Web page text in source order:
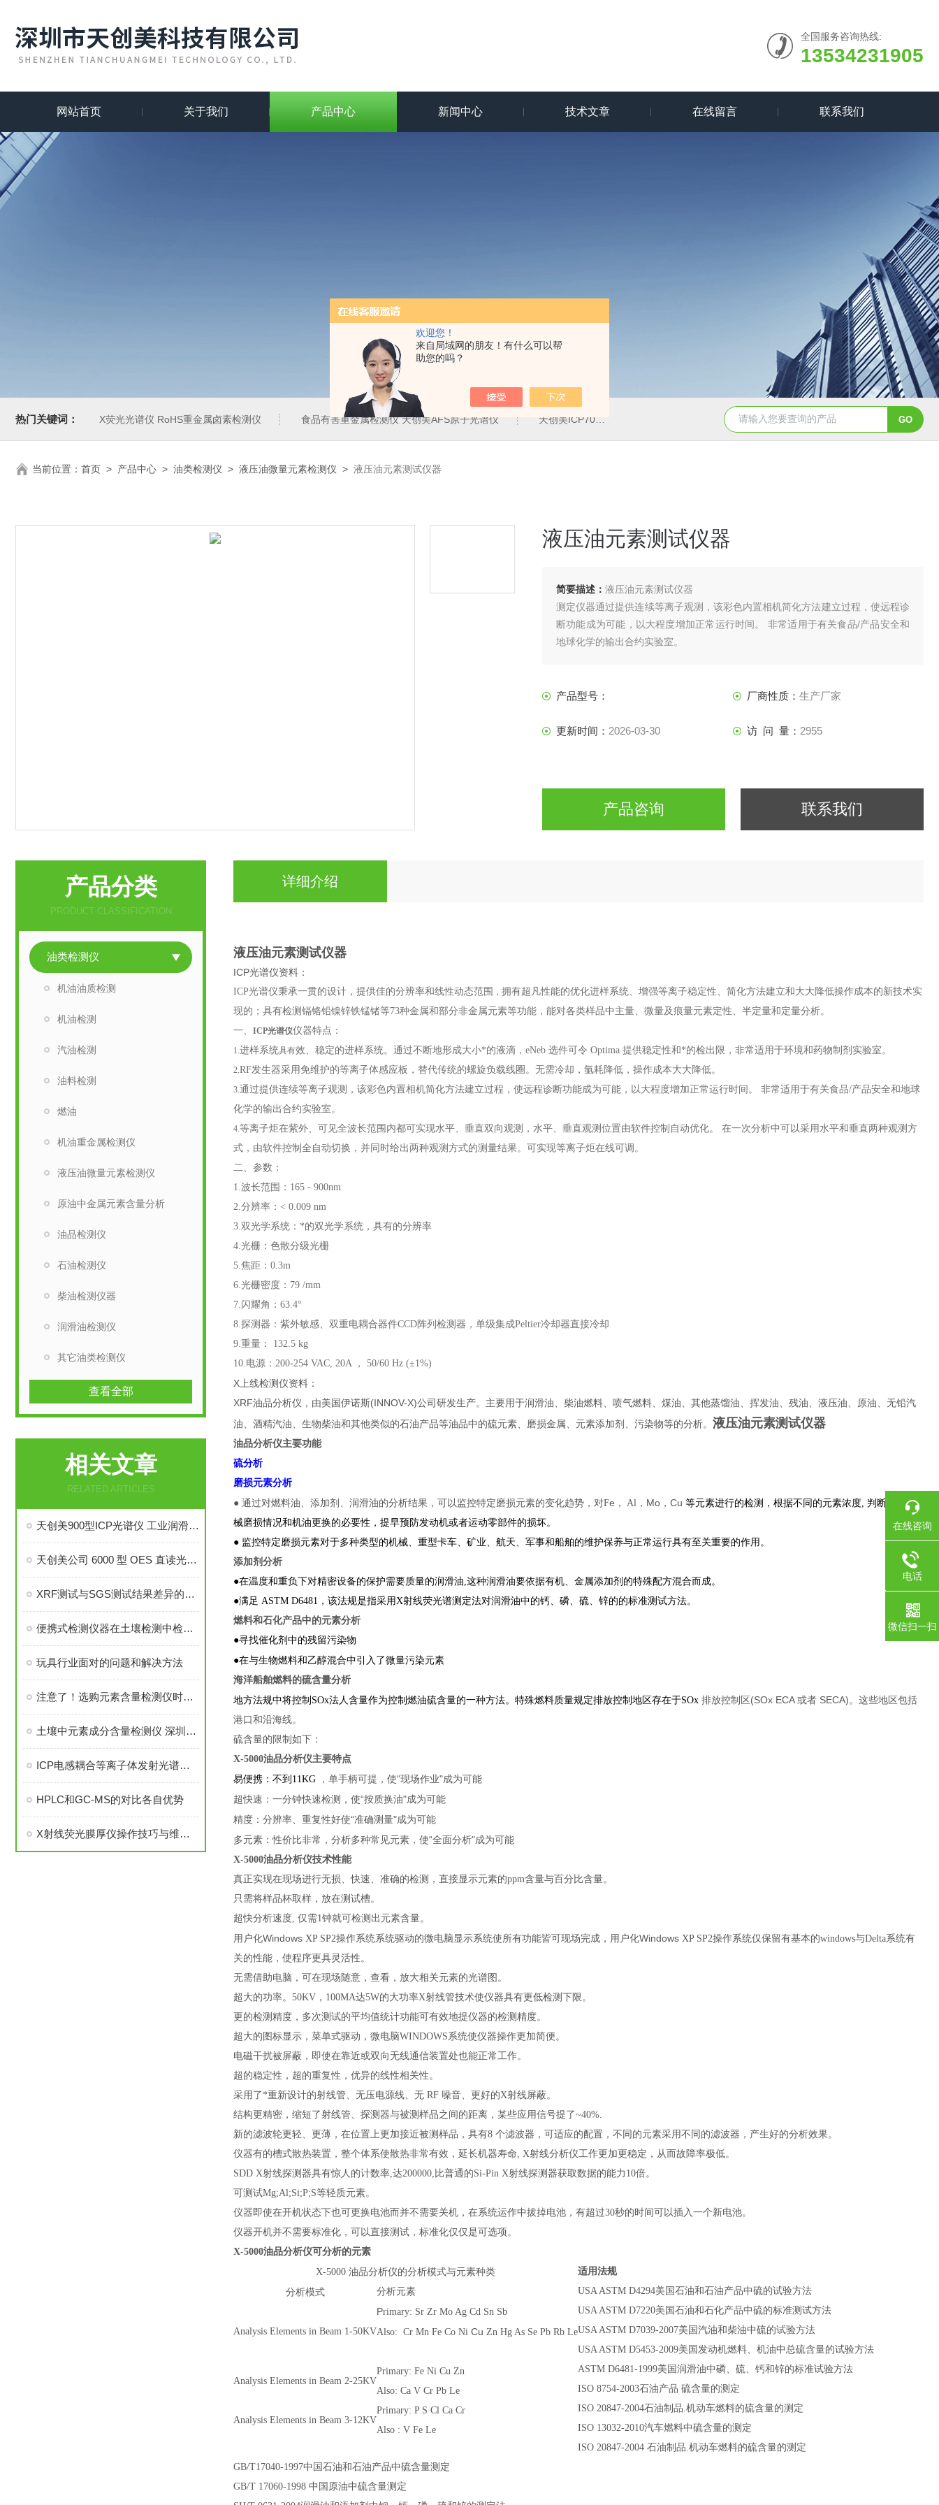
欢迎您！
来自局域网的朋友！有什么可以帮
助您的吗？
全国服务咨询热线:
13534231905
网站首页 关于我们 产品中心 新闻中心 技术文章 在线留言 联系我们
热门关键词： X荧光光谱仪 RoHS重金属卤素检测仪 食品有害重金属检测仪 天创美AFS原子光谱仪 天创美ICP700T电镀液中金属元素含量检测仪 天创美EDX1800电镀镀层厚度检测仪
当前位置： 首页 > 产品中心 > 油类检测仪 > 液压油微量元素检测仪 > 液压油元素测试仪器
液压油元素测试仪器
简要描述： 液压油元素测试仪器
测定仪器通过提供连续等离子观测，该彩色内置相机简化方法建立过程，使远程诊
断功能成为可能，以大程度增加正常运行时间。 非常适用于有关食品/产品安全和
地球化学的输出合约实验室。
产品型号： 厂商性质： 生产厂家
更新时间： 2026-03-30 访 问 量： 2955
产品咨询 联系我们
产品分类
PRODUCT CLASSIFICATION
油类检测仪
机油油质检测
机油检测
汽油检测
油料检测
燃油
机油重金属检测仪
液压油微量元素检测仪
原油中金属元素含量分析
油品检测仪
石油检测仪
柴油检测仪器
润滑油检测仪
其它油类检测仪
查看全部
相关文章
RELATED ARTICLES
天创美900型ICP光谱仪 工业润滑油磨损杂质金属元素分析设备
天创美公司 6000 型 OES 直读光谱仪：多金属基体成分快速精准检测方案
XRF测试与SGS测试结果差异的原因
便携式检测仪器在土壤检测中检定方法研究
玩具行业面对的问题和解决方法
注意了！选购元素含量检测仪时这些因素要多多考虑
土壤中元素成分含量检测仪 深圳天创美 基层土壤重金属多元素检测设备
ICP电感耦合等离子体发射光谱仪安装流程
HPLC和GC-MS的对比各自优势
X射线荧光膜厚仪操作技巧与维护保养指南
详细介绍
液压油元素测试仪器
ICP光谱仪资料：
ICP光谱仪秉承一贯的设计，提供佳的分辨率和线性动态范围 ， 拥有超凡性能的优化进样系统、增强等离子稳定性、简化方法建立和大大降低操作成本的新技术实
现的；具有检测镉铬铅镍锌铁锰锗等73种金属和部分非金属元素等功能，能对各类样品中主量、微量及痕量元素定性、半定量和定量分析。
一、 ICP光谱仪仪器特点：
1.进样系统具有效、稳定的进样系统。通过不断地形成大小*的液滴，eNeb 选件可令 Optima 提供稳定性和*的检出限，非常适用于环境和药物制剂实验室。
2.RF发生器采用免维护的等离子体感应板，替代传统的螺旋负载线圈。无需冷却，氩耗降低，操作成本大大降低。
3.通过提供连续等离子观测，该彩色内置相机简化方法建立过程，使远程诊断功能成为可能，以大程度增加正常运行时间。 非常适用于有关食品/产品安全和地球
化学的输出合约实验室。
4.等离子炬在紫外、可见全波长范围内都可实现水平、垂直双向观测，水平、垂直观测位置由软件控制自动优化。 在一次分析中可以采用水平和垂直两种观测方
式，由软件控制全自动切换，并同时给出两种观测方式的测量结果。可实现等离子炬在线可调。
二、参数：
1.波长范围：165 - 900nm
2.分辨率：< 0.009 nm
3.双光学系统：*的双光学系统，具有的分辨率
4.光栅：色散分级光栅
5.焦距：0.3m
6.光栅密度：79 /mm
7.闪耀角：63.4°
8.探测器：紫外敏感、双重电耦合器件CCD阵列检测器，单级集成Peltier冷却器直接冷却
9.重量： 132.5 kg
10.电源：200-254 VAC, 20A ， 50/60 Hz (±1%)
X上线检测仪资料：
XRF油品分析仪，由美国伊诺斯(INNOV-X)公司研发生产。主要用于润滑油、柴油燃料、喷气燃料、煤油、其他蒸馏油、挥发油、残油、液压油、原油、无铅汽
油、酒精汽油、生物柴油和其他类似的石油产品等油品中的硫元素、磨损金属、元素添加剂、污染物等的分析。 液压油元素测试仪器
油品分析仪主要功能
硫分析
磨损元素分析
● 通过对燃料油、添加剂、润滑油的分析结果，可以监控特定磨损元素的变化趋势，对Fe ， Al， Mo ， Cu 等元素进行的检测，根据不同的元素浓度, 判断金属机
械磨损情况和机油更换的必要性，提早预防发动机或者运动零部件的损坏。
● 监控特定磨损元素对于多种类型的机械、重型卡车、矿业、航天、军事和船舶的维护保养与正常运行具有至关重要的作用。
添加剂分析
●在温度和重负下对精密设备的保护需要质量的润滑油,这种润滑油要依据有机、金属添加剂的特殊配方混合而成。
●满足 ASTM D6481，该法规是指采用X射线荧光谱测定法对润滑油中的钙、磷、硫、锌的的标准测试方法。
燃料和石化产品中的元素分析
●寻找催化剂中的残留污染物
●在与生物燃料和乙醇混合中引入了微量污染元素
海洋船舶燃料的硫含量分析
地方法规中将控制SOx法人含量作为控制燃油硫含量的一种方法。特殊燃料质量规定排放控制地区存在于SOx 排放控制区 (SOx ECA 或者 SECA)。这些地区包括
港口和沿海线。
硫含量的限制如下：
X-5000油品分析仪主要特点
易便携：不到11KG
，单手柄可提，使“现场作业"成为可能
超快速：一分钟快速检测，使“按质换油"成为可能
精度：分辨率、重复性好使“准确测量"成为可能
多元素：性价比非常，分析多种常见元素，使“全面分析"成为可能
X-5000油品分析仪技术性能
真正实现在现场进行无损、快速、准确的检测，直接显示元素的ppm含量与百分比含量。
只需将样品杯取样，放在测试槽。
超快分析速度, 仅需1钟就可检测出元素含量。
用户化Windows XP SP2操作系统系统驱动的微电脑显示系统使所有功能皆可现场完成，用户化Windows XP SP2操作系统仅保留有基本的windows与Delta系统有
关的性能，使程序更具灵活性。
无需借助电脑，可在现场随意，查看，放大相关元素的光谱图。
超大的功率。50KV，100MA达5W的大功率X射线管技术使仪器具有更低检测下限。
更的检测精度，多次测试的平均值统计功能可有效地提仪器的检测精度。
超大的图标显示，菜单式驱动，微电脑WINDOWS系统使仪器操作更加简便。
电磁干扰被屏蔽，即使在靠近或双向无线通信装置处也能正常工作。
超的稳定性，超的重复性，优异的线性相关性。
采用了*重新设计的射线管、无压电源线、无 RF 噪音、更好的X射线屏蔽。
结构更精密，缩短了射线管、探测器与被测样品之间的距离，某些应用信号提了~40%.
新的滤波轮更轻、更薄，在位置上更加接近被测样品，具有8 个滤波器，可适应的配置，不同的元素采用不同的滤波器，产生好的分析效果。
仪器有的槽式散热装置，整个体系使散热非常有效，延长机器寿命, X射线分析仪工作更加更稳定，从而故障率极低。
SDD X射线探测器具有惊人的计数率,达200000,比普通的Si-Pin X射线探测器获取数据的能力10倍。
可测试Mg;Al;Si;P;S等轻质元素。
仪器即使在开机状态下也可更换电池而并不需要关机，在系统运作中拔掉电池，有超过30秒的时间可以插入一个新电池。
仪器开机并不需要标准化，可以直接测试，标准化仅仅是可选项。
X-5000油品分析仪可分析的元素
X-5000 油品分析仪的分析模式与元素种类
分析模式
分析元素
Analysis Elements in Beam 1-50KV
Primary: Sr Zr Mo Ag Cd Sn Sb
Also: Cr Mn Fe Co Ni Cu Zn Hg As Se Pb Rb Le
Analysis Elements in Beam 2-25KV
Primary: Fe Ni Cu Zn
Also: Ca V Cr Pb Le
Analysis Elements in Beam 3-12KV
Primary: P S Cl Ca Cr
Also : V Fe Le
适用法规
USA ASTM D4294美国石油和石油产品中硫的试验方法
USA ASTM D7220美国石油和石化产品中硫的标准测试方法
USA ASTM D7039-2007美国汽油和柴油中硫的试验方法
USA ASTM D5453-2009美国发动机燃料、机油中总硫含量的试验方法
ASTM D6481-1999美国润滑油中磷、硫、钙和锌的标准试验方法
ISO 8754-2003石油产品 硫含量的测定
ISO 20847-2004石油制品.机动车燃料的硫含量的测定
ISO 13032-2010汽车燃料中硫含量的测定
ISO 20847-2004 石油制品.机动车燃料的硫含量的测定
GB/T17040-1997中国石油和石油产品中硫含量测定
GB/T 17060-1998 中国原油中硫含量测定
在线咨询
电话
微信扫一扫